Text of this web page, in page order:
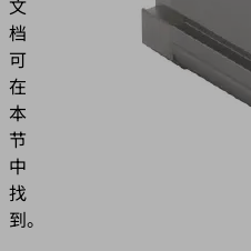
文
档
可
在
本
节
中
找
到。